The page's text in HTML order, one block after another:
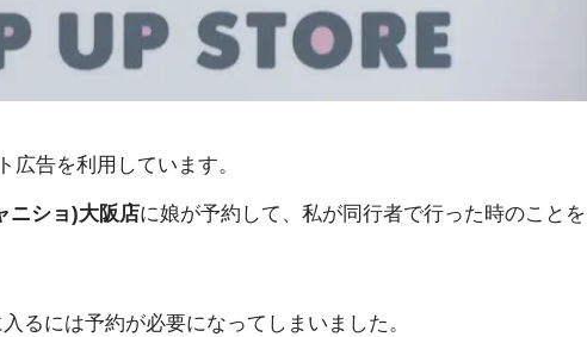
広告を利用しています。
ニショ)大阪店に娘が予約して、私が同行者で行った時のことを
るには予約が必要になってしまいました。